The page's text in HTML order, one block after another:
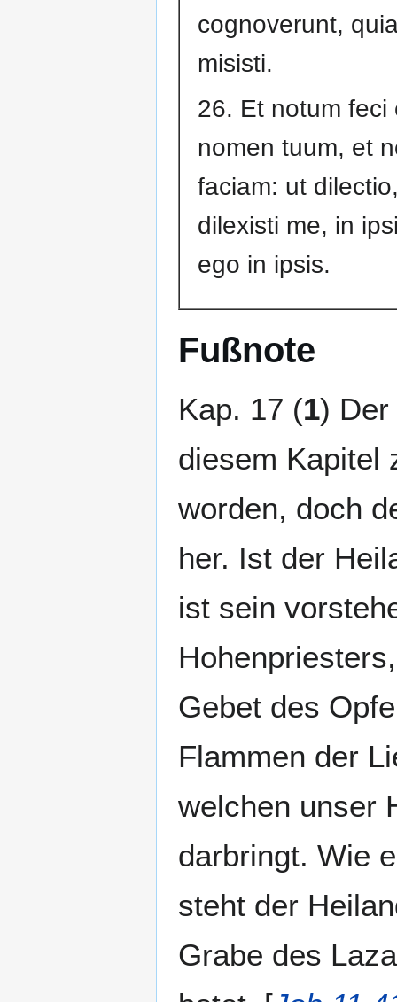
cognoverunt,
misisti.
26. Et notum feci
nomen tuum, et
faciam: ut
dilexisti me, in
ego in ipsis.
Fußnote
Kap. 17 (1) Der
diesem Kapitel
worden, doch
her. Ist der
ist sein
Gebet des
Flammen der
welchen unser
darbringt. Wie
steht der
Grabe des